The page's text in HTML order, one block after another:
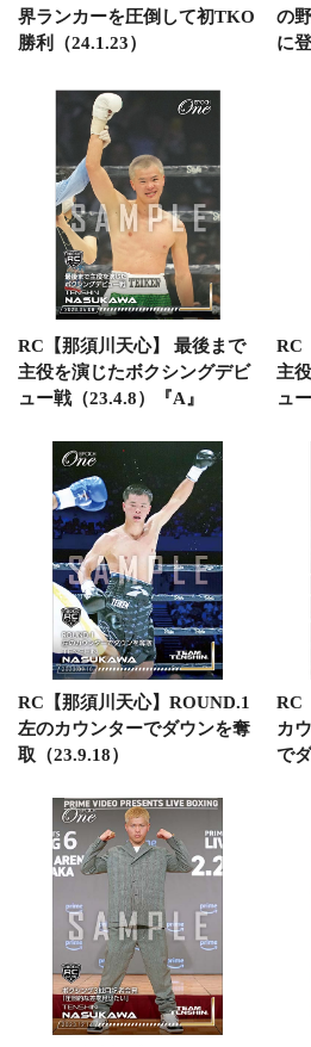
界ランカーを圧倒して初TKO
勝利（24.1.23）
の
に
RC【那須川天心】 最後まで
主役を演じたボクシングデビ
ュー戦（23.4.8）『A』
RC
主
ュ
RC【那須川天心】ROUND.1
左のカウンターでダウンを奪
取（23.9.18）
RC
カ
で